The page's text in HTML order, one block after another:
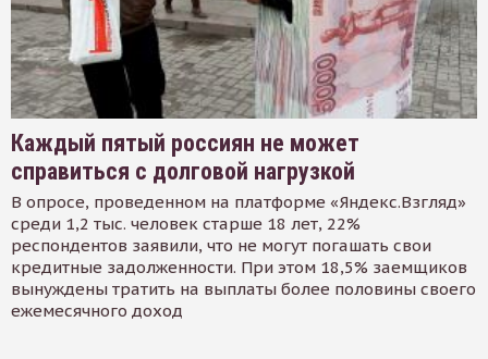
Каждый пятый россиян не может
справиться с долговой нагрузкой
В опросе, проведенном на платформе «Яндекс.Взгляд»
среди 1,2 тыс. человек старше 18 лет, 22%
респондентов заявили, что не могут погашать свои
кредитные задолженности. При этом 18,5% заемщиков
вынуждены тратить на выплаты более половины своего
ежемесячного доход